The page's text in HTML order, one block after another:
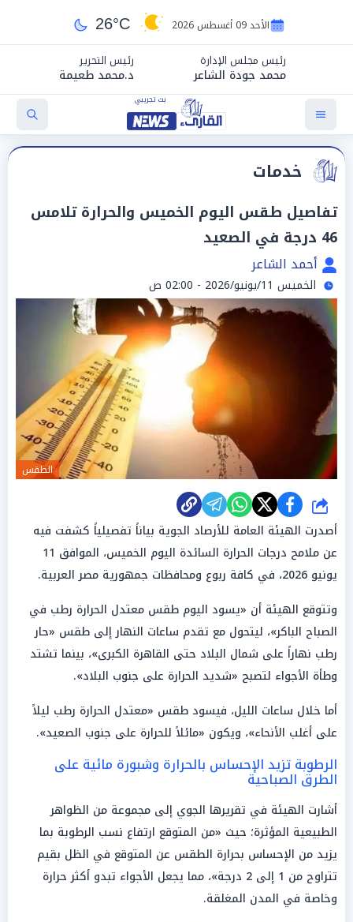
الأحد 09 أغسطس 2026 26°C
رئيس مجلس الإدارة
محمد جودة الشاعر
رئيس التحرير
د.محمد طعيمة
خدمات
تفاصيل طقس اليوم الخميس والحرارة تلامس
46 درجة في الصعيد
أحمد الشاعر
الخميس 11/يونيو/2026 - 02:00 ص
الطقس
شارك
أصدرت الهيئة العامة للأرصاد الجوية بياناً تفصيلياً كشفت فيه
عن ملامح درجات الحرارة السائدة اليوم الخميس، الموافق 11
يونيو 2026، في كافة ربوع ومحافظات جمهورية مصر العربية.
وتتوقع الهيئة أن «يسود اليوم طقس معتدل الحرارة رطب في
الصباح الباكر»، ليتحول مع تقدم ساعات النهار إلى طقس «حار
رطب نهاراً على شمال البلاد حتى القاهرة الكبرى»، بينما تشتد
وطأة الأجواء لتصبح «شديد الحرارة على جنوب البلاد».
أما خلال ساعات الليل، فيسود طقس «معتدل الحرارة رطب ليلاً
على أغلب الأنحاء»، ويكون «مائلاً للحرارة على جنوب الصعيد».
الرطوبة تزيد الإحساس بالحرارة وشبورة مائية على
الطرق الصباحية
أشارت الهيئة في تقريرها الجوي إلى مجموعة من الظواهر
الطبيعية المؤثرة؛ حيث «من المتوقع ارتفاع نسب الرطوبة بما
يزيد من الإحساس بحرارة الطقس عن المتوقع في الظل بقيم
تتراوح من 1 إلى 2 درجة»، مما يجعل الأجواء تبدو أكثر حرارة
وخاصة في المدن المغلقة.